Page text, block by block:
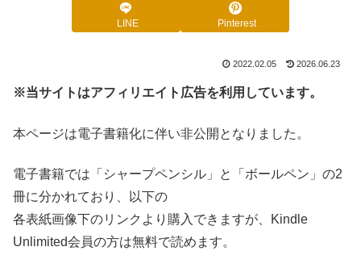
LINE Pinterest
2022.02.05 2026.06.23
※当サイトはアフィリエイト広告を利用しています。
本ページは電子書籍化に伴い非公開となりました。
電子書籍では「シャープペンシル」と「ボールペン」の2
冊に分かれており、以下の
各表紙画像下のリンクより購入できますが、Kindle
Unlimited会員の方は無料で読めます。